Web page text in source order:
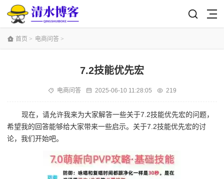
首页 > 电商问答 >
7.2技能优先宏
电商问答 2025-06-10 11:28:05 219
现在，请允许我来为大家解答一些关于7.2技能优先宏的问题，
希望我的回答能够给大家带来一些启示。关于7.2技能优先宏的讨
论，我们开始吧。